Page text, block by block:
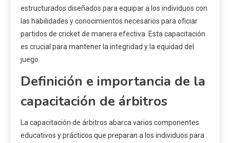
estructurados diseñados para equipar a los individuos con
las habilidades y conocimientos necesarios para oficiar
partidos de cricket de manera efectiva. Esta capacitación
es crucial para mantener la integridad y la equidad del
juego.
Definición e importancia de la
capacitación de árbitros
La capacitación de árbitros abarca varios componentes
educativos y prácticos que preparan a los individuos para